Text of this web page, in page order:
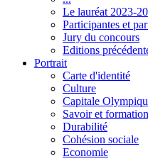
Le lauréat 2023-
Participantes et
Jury du concours
Editions
Portrait
Carte d'identité
Culture
Capitale
Savoir et formation
Durabilité
Cohésion sociale
Economie